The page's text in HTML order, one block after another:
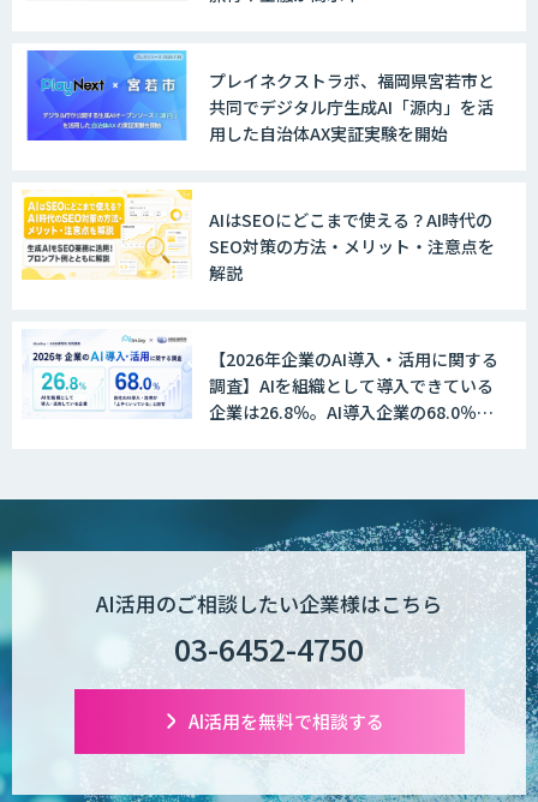
プレイネクストラボ、福岡県宮若市と
共同でデジタル庁生成AI「源内」を活
用した自治体AX実証実験を開始
AIはSEOにどこまで使える？AI時代の
SEO対策の方法・メリット・注意点を
解説
【2026年企業のAI導入・活用に関する
調査】AIを組織として導入できている
企業は26.8％。AI導入企業の68.0％
AI活用のご相談したい企業様はこちら
03-6452-4750
AI活用を無料で相談する